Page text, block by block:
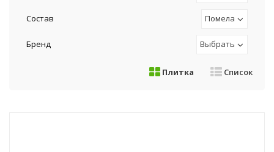
Состав Помела
Бренд Выбрать
Плитка Список